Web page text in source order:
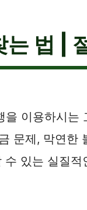
법 |
이용하시
문제, 막연한
있는 실질